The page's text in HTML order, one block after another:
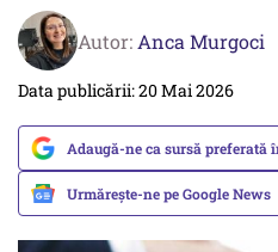
Autor: Anca Murgoci
Data publicării: 20 Mai 2026
Adaugă-ne ca sursă preferată
Urmărește-ne pe Google News